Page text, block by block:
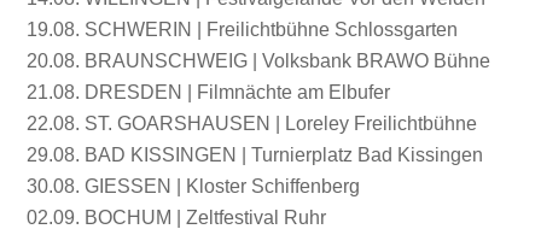
19.08. SCHWERIN | Freilichtbühne Schlossgarten
20.08. BRAUNSCHWEIG | Volksbank BRAWO Bühne
21.08. DRESDEN | Filmnächte am Elbufer
22.08. ST. GOARSHAUSEN | Loreley Freilichtbühne
29.08. BAD KISSINGEN | Turnierplatz Bad Kissingen
30.08. GIESSEN | Kloster Schiffenberg
02.09. BOCHUM | Zeltfestival Ruhr